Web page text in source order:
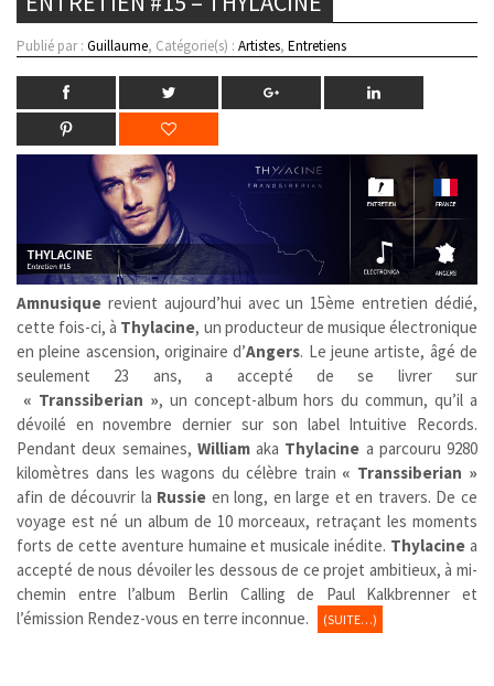
Publié par : Guillaume, Catégorie(s) : Artistes, Entretiens
Amnusique revient aujourd’hui avec un 15ème entretien dédié,
cette fois-ci, à Thylacine, un producteur de musique électronique
en pleine ascension, originaire d’Angers. Le jeune artiste, âgé de
seulement 23 ans, a accepté de se livrer sur
« Transsiberian », un concept-album hors du commun, qu’il a
dévoilé en novembre dernier sur son label Intuitive Records.
Pendant deux semaines, Williamaka Thylacine a parcouru 9280
kilomètres dans les wagons du célèbre train « Transsiberian »
afin de découvrir la Russie en long, en large et en travers. De ce
voyage est né un album de 10 morceaux, retraçant les moments
forts de cette aventure humaine et musicale inédite. Thylacine a
accepté de nous dévoiler les dessous de ce projet ambitieux, à mi-
chemin entre l’album Berlin Calling de Paul Kalkbrenner et
l’émission Rendez-vous en terre inconnue.
(SUITE…)